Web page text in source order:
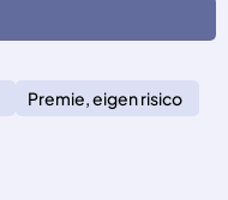
Premie, eigen risico